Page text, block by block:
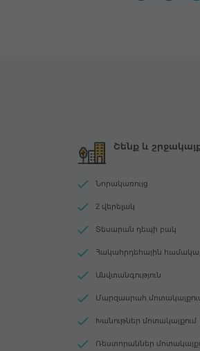
Շենք և
Նորակառույց
2 վերելակ
Տեսարան դեպի բակ
Հակահրդեհային
Անվտանգություն
Մարզասրահ
Խանութներ մոտակայքում
Ռեստորաններ